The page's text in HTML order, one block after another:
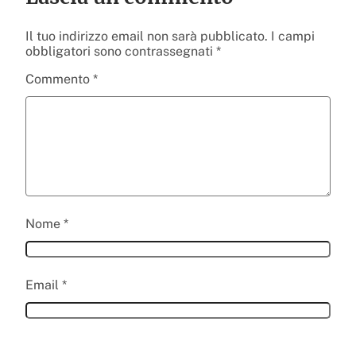
Il tuo indirizzo email non sarà pubblicato. I campi
obbligatori sono contrassegnati *
Commento *
Nome *
Email *